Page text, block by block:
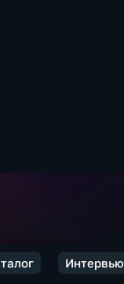
Интервью